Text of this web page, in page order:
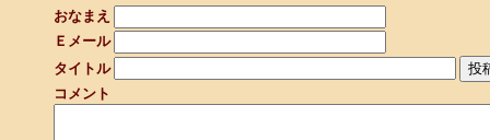
おなまえ
Ｅメール
タイトル
コメント